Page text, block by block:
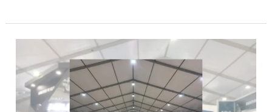
Tenda
Roder
Jakarta